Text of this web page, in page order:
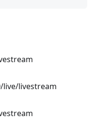
live/livestream